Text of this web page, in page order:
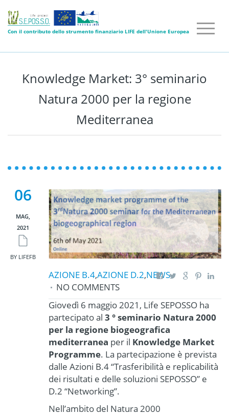
Con il contributo dello strumento finanziario LIFE dell'Unione Europea
Knowledge Market: 3° seminario
Natura 2000 per la regione
Mediterranea
06
MAG,
2021
BY LIFEFB
AZIONE B.4,AZIONE D.2,NEWS
NO COMMENTS
Giovedì 6 maggio 2021, Life SEPOSSO ha
partecipato al 3 ° seminario Natura 2000
per la regione biogeografica
mediterranea per il Knowledge Market
Programme. La partecipazione è prevista
dalle Azioni B.4 “Trasferibilità e replicabilità
dei risultati e delle soluzioni SEPOSSO” e
D.2 “Networking”.
Nell’ambito del Natura 2000